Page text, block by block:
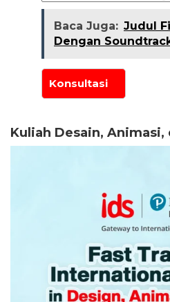
Baca Juga: Judul
Dengan
Kuliah Desain, Animasi,